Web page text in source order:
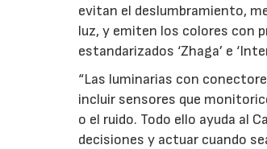
evitan el deslumbramiento,
luz, y emiten los colores con
estandarizados ‘Zhaga’ e
“Las luminarias con
incluir sensores que
o el ruido. Todo ello ayuda al
decisiones y actuar cuando